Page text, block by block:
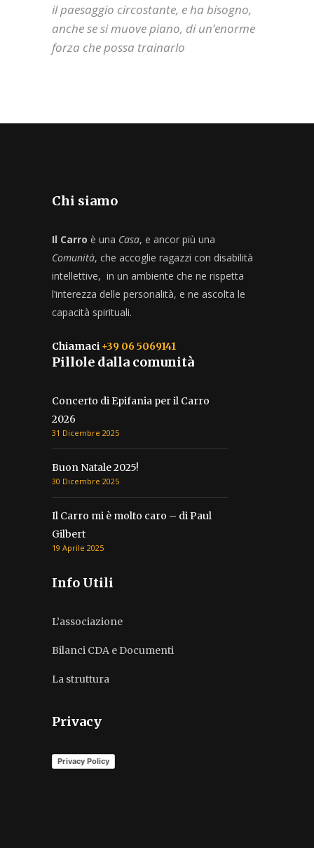
il paesaggio circostante, e ha bisogno,
anche se si muove piano, di un’enorme
forza che possa trainarlo
Chi siamo
Il Carro è una Casa, e ancor più una
Comunità, che accoglie ragazzi con disabilità
intellettive, in un ambiente che ne rispetta
l’interezza delle personalità, e ne ascolta le
capacità spirituali.
Chiamaci +39 06 5069141
Pillole dalla comunità
Concerto di Epifania per il Carro
2026
31 Dicembre 2025
Buon Natale 2025!
30 Dicembre 2025
Il Carro mi è molto caro – di Paul
Gilbert
19 Aprile 2025
Info Utili
L’associazione
Bilanci CDA e Documenti
La struttura
Privacy
Privacy Policy